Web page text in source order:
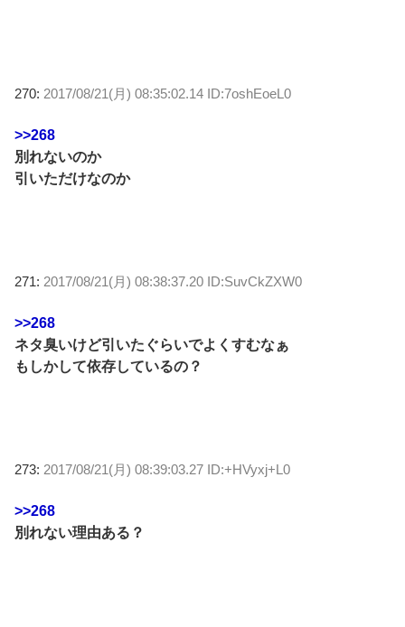
270: 2017/08/21(月) 08:35:02.14 ID:7oshEoeL0
>>268
別れないのか
引いただけなのか
271: 2017/08/21(月) 08:38:37.20 ID:SuvCkZXW0
>>268
ネタ臭いけど引いたぐらいでよくすむなぁ
もしかして依存しているの？
273: 2017/08/21(月) 08:39:03.27 ID:+HVyxj+L0
>>268
別れない理由ある？